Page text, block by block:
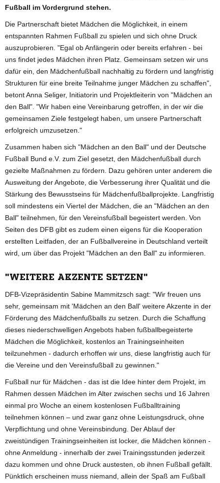
Fußball im Vordergrund stehen.
Die Partnerschaft bietet Mädchen die Möglichkeit, in einem
entspannten Rahmen Fußball zu spielen und sich ohne Druck
auszuprobieren. "Egal ob Anfängerin oder bereits erfahren - bei
uns findet jedes Mädchen ihren Platz. Gemeinsam setzen wir uns
dafür ein, den Mädchenfußball nachhaltig zu fördern und langfristig
Strukturen für eine breite Teilnahme junger Mädchen zu schaffen",
betont Anna Seliger, Initiatorin und Projektleiterin von "Mädchen an
den Ball". "Wir haben eine Vereinbarung getroffen, in der wir die
gemeinsamen Ziele festgelegt haben, um unsere Partnerschaft
erfolgreich umzusetzen."
Zusammen haben sich "Mädchen an den Ball" und der Deutsche
Fußball Bund e.V. zum Ziel gesetzt, den Mädchenfußball durch
gezielte Maßnahmen zu fördern. Dazu gehören unter anderem die
Ausweitung der Angebote, die Verbesserung ihrer Qualität und die
Stärkung des Bewusstseins für Mädchenfußballprojekte. Langfristig
soll mindestens ein Viertel der Mädchen, die an "Mädchen an den
Ball" teilnehmen, für den Vereinsfußball begeistert werden. Von
Seiten des DFB gibt es zudem einen eigens für die Kooperation
erstellten Leitfaden, der an Fußballvereine in Deutschland verteilt
wird, um über das Projekt "Mädchen an den Ball" zu informieren.
"WEITERE AKZENTE SETZEN"
DFB-Vizepräsidentin Sabine Mammitzsch sagt: "Wir freuen uns
sehr, gemeinsam mit 'Mädchen an den Ball' weitere Akzente in der
Förderung des Mädchenfußballs zu setzen. Durch die Schaffung
dieses niederschwelligen Angebots haben fußballbegeisterte
Mädchen die Möglichkeit, kostenlos an Trainingseinheiten
teilzunehmen - dadurch erhoffen wir uns, diese langfristig auch für
die Vereine und den Vereinsfußball zu gewinnen."
Fußball nur für Mädchen - das ist die Idee hinter dem Projekt, im
Rahmen dessen Mädchen im Alter zwischen sechs und 16 Jahren
einmal pro Woche an einem kostenlosen Fußballtraining
teilnehmen können – und zwar ganz ohne Leistungsdruck, ohne
Verpflichtung und ohne Vereinsbindung. Der Ablauf der
zweistündigen Trainingseinheiten ist locker, die Mädchen können -
ohne Anmeldung - innerhalb der zwei Trainingsstunden jederzeit
dazu kommen und ohne Druck austesten, ob ihnen Fußball gefällt.
Pünktlich erscheinen muss niemand, allein der Spaß am Fußball